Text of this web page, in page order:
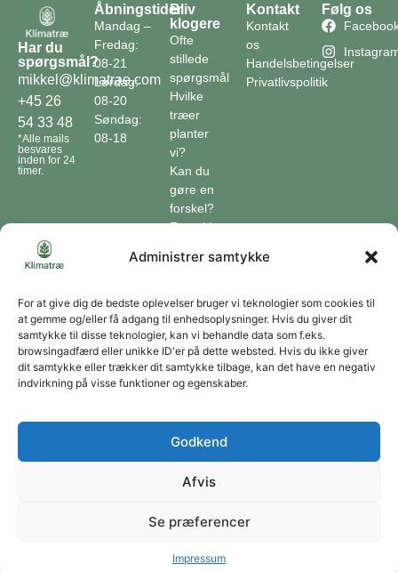
Administrer samtykke
For at give dig de bedste oplevelser bruger vi teknologier som cookies til
at gemme og/eller få adgang til enhedsoplysninger. Hvis du giver dit
samtykke til disse teknologier, kan vi behandle data som f.eks.
browsingadfærd eller unikke ID'er på dette websted. Hvis du ikke giver
dit samtykke eller trækker dit samtykke tilbage, kan det have en negativ
indvirkning på visse funktioner og egenskaber.
Godkend
Afvis
Se præferencer
Impressum
Har du
spørgsmål?
mikkel@klimatrae.com
+45 26
54 33 48
*Alle mails
besvares
inden for 24
timer.
Åbningstider
Mandag –
Fredag:
08-21
Lørdag:
08-20
Søndag:
08-18
Bliv
klogere
Ofte
stillede
spørgsmål
Hvilke
træer
planter
vi?
Kan du
gøre en
forskel?
En guide
Klimaordbogen
optager
træer
co2?
Kontakt
Kontakt
os
Handelsbetingelser
Privatlivspolitik
Følg os
Forbliv forbundet
Du kan til enhver tid afmelde dig ved at bruge linket i vores nyhedsbrev. Jeg accepterer
at modtage dine nyhedsbreve og accepterer databeskyttelseserklæringen.